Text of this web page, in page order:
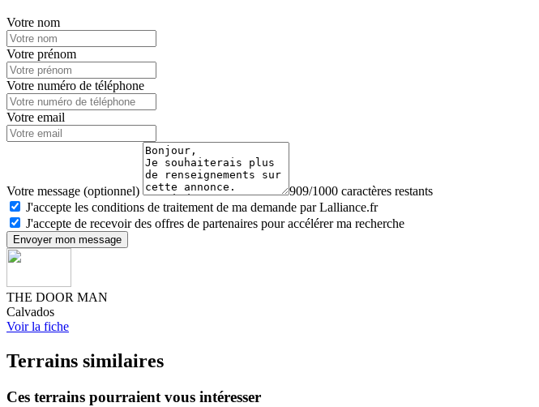
Votre nom
Votre prénom
Votre numéro de téléphone
Votre email
Votre message (optionnel)
909/1000 caractères restants
J'accepte les conditions de traitement de ma demande par Lalliance.fr
J'accepte de recevoir des offres de partenaires pour accélérer ma recherche
Envoyer mon message
THE DOOR MAN
Calvados
Voir la fiche
Terrains similaires
Ces terrains pourraient vous intéresser